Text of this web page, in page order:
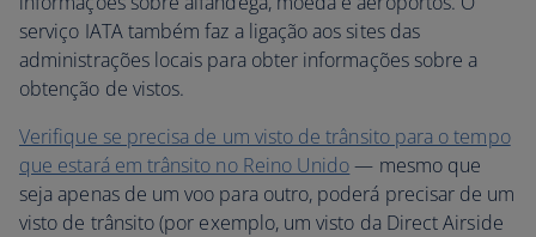
serviço IATA também faz a ligação aos sites das
administrações locais para obter informações sobre a
obtenção de vistos.
Verifique se precisa de um visto de trânsito para o tempo
que estará em trânsito no Reino Unido— mesmo que
seja apenas de um voo para outro, poderá precisar de um
visto de trânsito (por exemplo, um visto da Direct Airside